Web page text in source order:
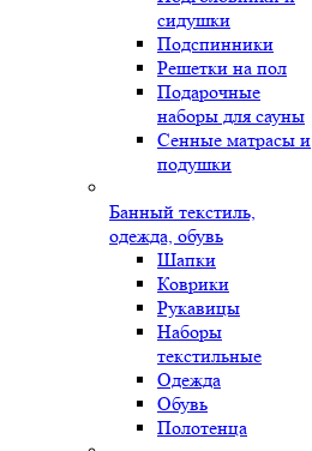
сидушки
Подспинники
Решетки на пол
Подарочные
наборы для сауны
Сенные матрасы и
подушки
Банный текстиль,
одежда, обувь
Шапки
Коврики
Рукавицы
Наборы
текстильные
Одежда
Обувь
Полотенца